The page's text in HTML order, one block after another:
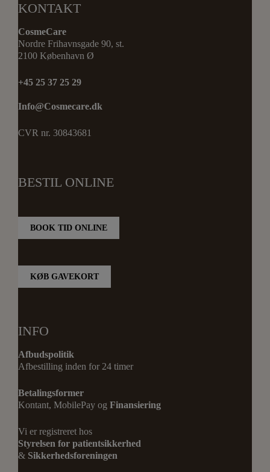
KONTAKT
CosmeCare
Nordre Frihavnsgade 90, st.
2100 København Ø
+45 25 37 25 29
Info@Cosmecare.dk
CVR nr. 30843681
BESTIL ONLINE
BOOK TID ONLINE
KØB GAVEKORT
INFO
Afbudspolitik
Afbestilling inden for 24 timer
Betalingsformer
Kontant, MobilePay og Finansiering
Vi er registreret hos
Styrelsen for patientsikkerhed
& Sikkerhedsforeningen